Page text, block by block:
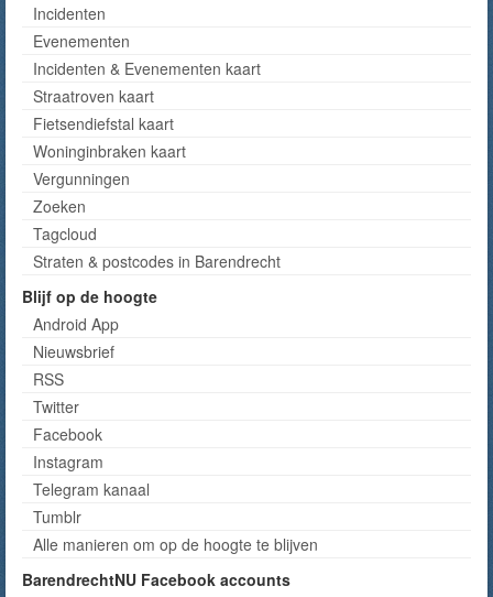
Incidenten
Evenementen
Incidenten & Evenementen kaart
Straatroven kaart
Fietsendiefstal kaart
Woninginbraken kaart
Vergunningen
Zoeken
Tagcloud
Straten & postcodes in Barendrecht
Blijf op de hoogte
Android App
Nieuwsbrief
RSS
Twitter
Facebook
Instagram
Telegram kanaal
Tumblr
Alle manieren om op de hoogte te blijven
BarendrechtNU Facebook accounts